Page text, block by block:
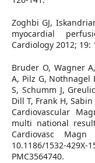
Zoghbi GJ,
myocardial
Cardiology 2012; 19:
Bruder O, Wagner
A, Pilz G, Nothnagel
S, Schumm J,
Dill T, Frank H,
Cardiovascular
multi national
Cardiovasc
10.1186/1532-
PMC3564740.